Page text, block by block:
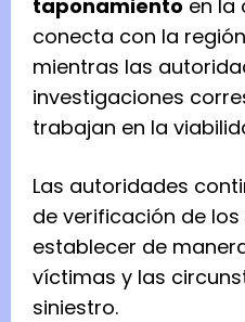
taponamiento en la
conecta con la
mientras las
investigaciones
trabajan en la
Las autoridades
de verificación de
establecer de
víctimas y las
siniestro.